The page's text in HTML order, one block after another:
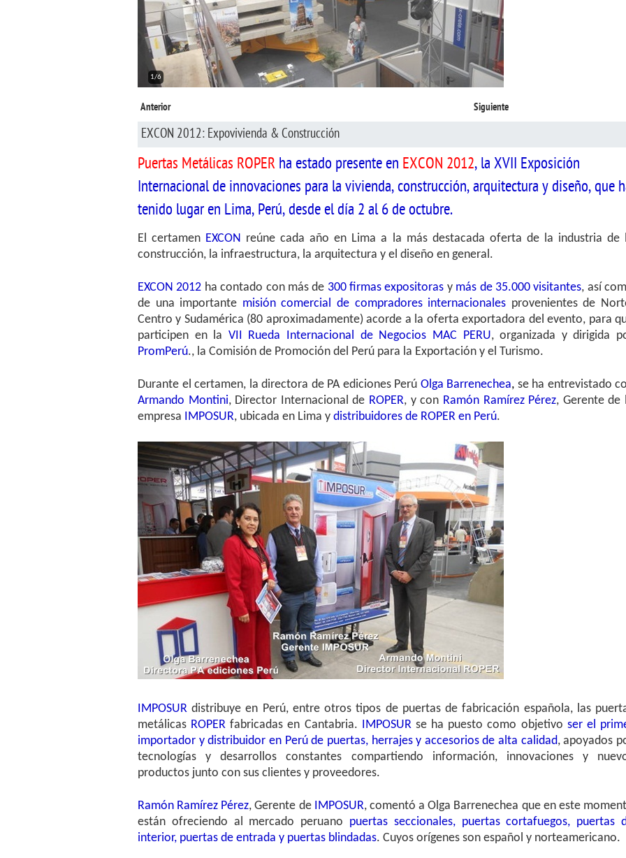
2/6
Anterior Siguiente
EXCON 2012: Expovivienda & Construcción
Puertas Metálicas ROPER ha estado presente en EXCON 2012, la XVII Exposición
Internacional de innovaciones para la vivienda, construcción, arquitectura y diseño, que
tenido lugar en Lima, Perú, desde el día 2 al 6 de octubre.
El certamen EXCON reúne cada año en Lima a la más destacada oferta de la industria de
construcción, la infraestructura, la arquitectura y el diseño en general.
EXCON 2012 ha contado con más de 300 firmas expositoras y más de 35.000 visitantes, así
de una importante misión comercial de compradores internacionales provenientes de
Centro y Sudamérica (80 aproximadamente) acorde a la oferta exportadora del evento, para
participen en la VII Rueda Internacional de Negocios MAC PERU, organizada y dirigida
PromPerú., la Comisión de Promoción del Perú para la Exportación y el Turismo.
Durante el certamen, la directora de PA ediciones Perú Olga Barrenechea, se ha entrevistado
Armando Montini, Director Internacional de ROPER, y con Ramón Ramírez Pérez, Gerente de
empresa IMPOSUR, ubicada en Lima y distribuidores de ROPER en Perú.
IMPOSUR distribuye en Perú, entre otros tipos de puertas de fabricación española, las
metálicas ROPER fabricadas en Cantabria. IMPOSURse ha puesto como objetivo ser el
importador y distribuidor en Perú de puertas, herrajes y accesorios de alta calidad, apoyados
tecnologías y desarrollos constantes compartiendo información, innovaciones y
productos junto con sus clientes y proveedores.
Ramón Ramírez Pérez, Gerente deIMPOSUR, comentó a Olga Barrenechea que en este
están ofreciendo al mercado peruano puertas seccionales, puertas cortafuegos, puertas
interior, puertas de entrada y puertas blindadas. Cuyos orígenes son español y norteamericano.